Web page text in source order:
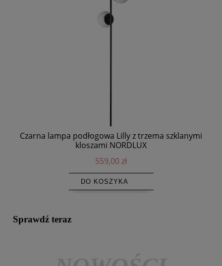
Czarna lampa podłogowa Lilly z trzema szklanymi
kloszami NORDLUX
559,00 zł
DO KOSZYKA
Sprawdź teraz